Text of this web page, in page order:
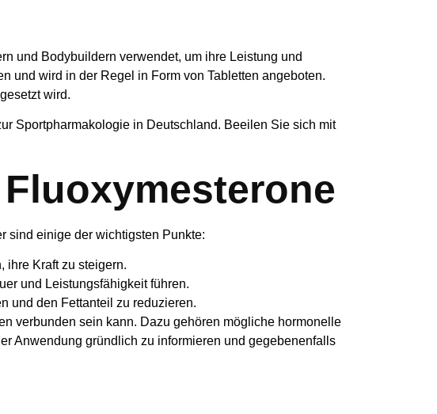
und Bodybuildern verwendet, um ihre Leistung und
und wird in der Regel in Form von Tabletten angeboten.
wird.
Sportpharmakologie in Deutschland. Beeilen Sie sich mit
sind einige der wichtigsten Punkte:
ihre Kraft zu steigern.
und Leistungsfähigkeit führen.
und den Fettanteil zu reduzieren.
verbunden sein kann. Dazu gehören mögliche hormonelle
Anwendung gründlich zu informieren und gegebenenfalls